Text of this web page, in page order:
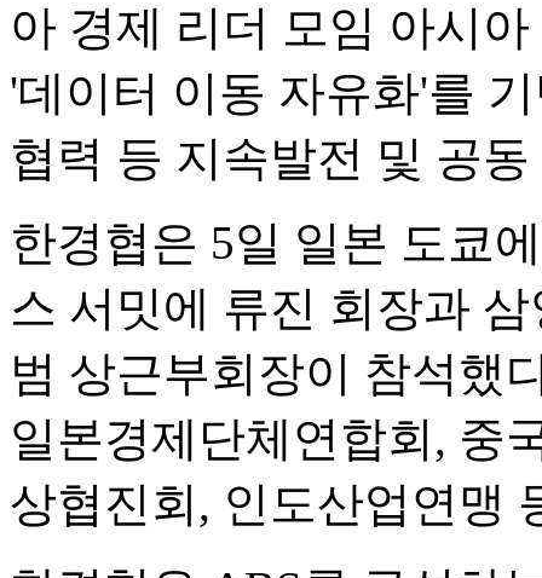
아 경제 리더 모임 아시
'데이터 이동 자유화'를
협력 등 지속발전 및 공
한경협은 5일 일본 도쿄
스 서밋에 류진 회장과
범 상근부회장이 참석했
일본경제단체연합회, 중
상협진회, 인도산업연맹